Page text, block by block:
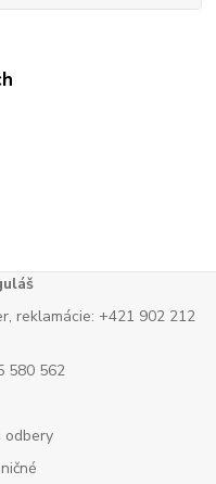
reklamácie: +421 902 212
580 562
odbery